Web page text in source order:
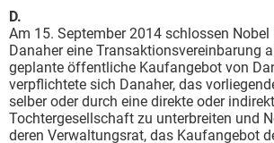
D.
Am 15. September 2014 schlossen Nobel
Danaher eine Transaktionsvereinbarung
geplante öffentliche Kaufangebot von
verpflichtete sich Danaher, das
selber oder durch eine direkte oder
Tochtergesellschaft zu unterbreiten und
deren Verwaltungsrat, das Kaufangebot